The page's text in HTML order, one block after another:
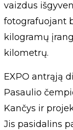
vaizdus
fotografuojant
kilogramų
kilometrų.
EXPO antrąją
Pasaulio
Kančys ir
Jis pasidalins